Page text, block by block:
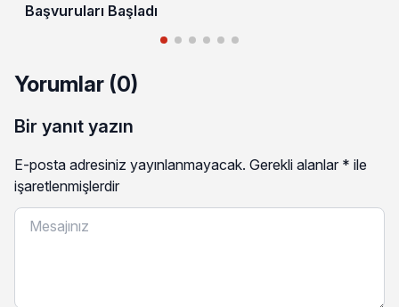
Başvuruları Başladı
Yorumlar (0)
Bir yanıt yazın
E-posta adresiniz yayınlanmayacak. Gerekli alanlar * ile
işaretlenmişlerdir